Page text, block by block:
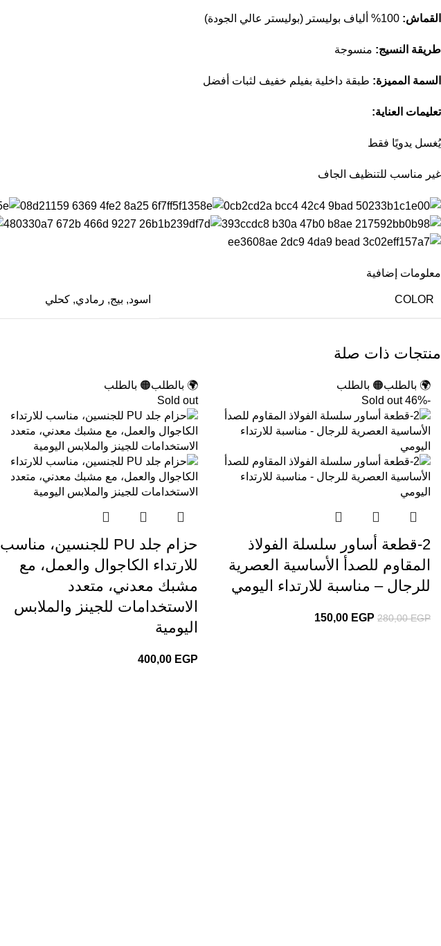
القماش:
طريقة النسيج: منسوجة
السمة المميزة: طبقة داخلية بفيلم خفيف لثبات أفضل
تعليمات العناية:
يُغسل يدويًا فقط
غير مناسب للتنظيف الجاف
معلومات إضافية
COLOR اسود, بيج, رمادي, كحلي
منتجات ذات صلة
🌍 بالطلب🟠 بالطلب
-46%
Sold out
2-قطعة أساور سلسلة الفولاذ
المقاوم للصدأ الأساسية العصرية
للرجال – مناسبة للارتداء اليومي
280,00EGP
150,00 EGP
🌍 بالطلب🟠 بالطلب
Sold out
حزام جلد PU للجنسين، مناسب
للارتداء الكاجوال والعمل، مع
مشبك معدني، متعدد
الاستخدامات للجينز والملابس
اليومية
400,00 EGP